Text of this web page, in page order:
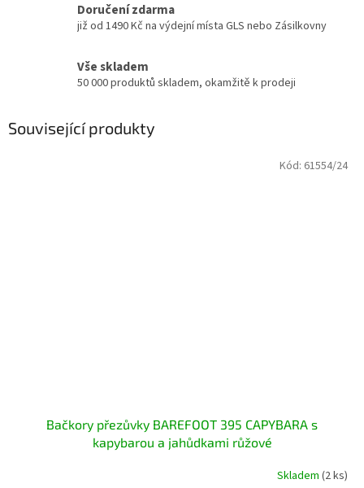
Doručení zdarma
již od 1490 Kč na výdejní místa GLS nebo Zásilkovny
Vše skladem
50 000 produktů skladem, okamžitě k prodeji
Související produkty
Bačkory přezůvky BAREFOOT 395 CAPYBARA s
kapybarou a jahůdkami růžové
Skladem (2 ks)
Kód: 61554/24